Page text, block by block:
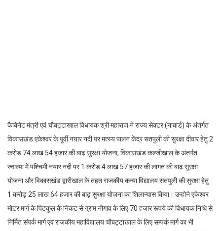
कैबिनेट मंत्री एवं चौबट्टाखाल विधायक श्री महाराज ने राज्य सेक्टर (नाबार्ड) के अंतर्गत
विकासखंड एकेश्वर के पूर्वी नयार नदी पर मत्स्य पालन केंद्र सतपुली की सुरक्षा दीवार हेतु 2
करोड़ 74 लाख 54 हजार की बाढ़ सुरक्षा योजना, विकासखंड कल्जीखाल के अंतर्गत
ज्वाल्पा में पश्चिमी नयार नदी पर 1 करोड़ 4 लाख 57 हजार की लागत की बाढ़ सुरक्षा
योजना और विकासखंड द्वारीखाल के तहत राजकीय कन्या विद्यालय सतपुली की सुरक्षा हेतु
1 करोड़ 25 लाख 64 हजार की बाढ़ सुरक्षा योजना का शिलान्यास किया। उन्होने एकेश्वर
मोटर मार्ग के पिटकुल के निकट से ग्राम नौगाव के लिए 70 हजार रूपये की विधायक निधि से
निर्मित संपर्क मार्ग एवं राजकीय महाविद्यालय चौबट्टाखाल के लिए सम्पर्क मार्ग का भी